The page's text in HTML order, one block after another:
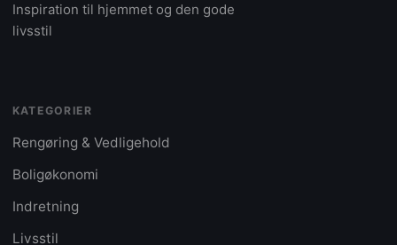
Inspiration til hjemmet og den gode
livsstil
KATEGORIER
Rengøring & Vedligehold
Boligøkonomi
Indretning
Livsstil